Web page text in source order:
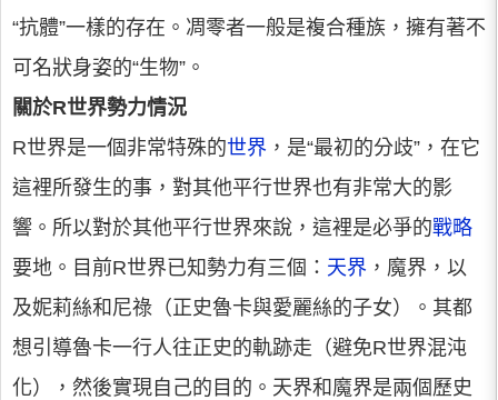
“抗體”一樣的存在。凋零者一般是複合種族，擁有著不
可名狀身姿的“生物”。
關於R世界勢力情況
R世界是一個非常特殊的世界 ，是“最初的分歧”，在它
這裡所發生的事，對其他平行世界也有非常大的影
響。所以對於其他平行世界來說，這裡是必爭的戰略
要地。目前R世界已知勢力有三個： 天界 ，魔界，以
及妮莉絲和尼祿（正史魯卡與愛麗絲的子女）。其都
想引導魯卡一行人往正史的軌跡走（避免R世界混沌
化），然後實現自己的目的。天界和魔界是兩個歷史